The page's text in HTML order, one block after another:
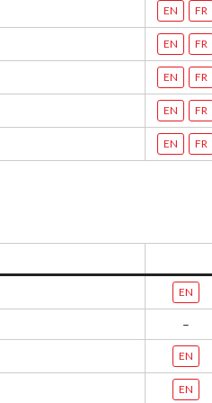
EN FR
EN FR
EN FR
EN FR
EN FR
EN
–
EN
EN